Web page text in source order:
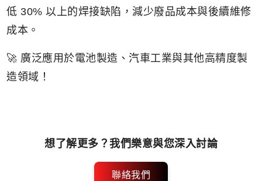
低 30% 以上的焊接缺陷，減少廢品成本與後續維修
成本。
🚀 廣泛應用於電池製造、汽車工業與其他高精度製
造領域！
想了解更多？我們樂意與您深入討論
聯絡我們